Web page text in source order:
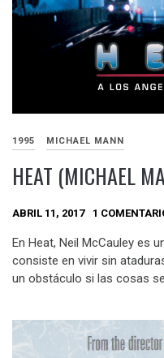
1995 MICHAEL MANN
HEAT (MICHAEL
ABRIL 11, 2017 1
En Heat, Neil McCauley es
consiste en vivir sin
un obstáculo si las cosas